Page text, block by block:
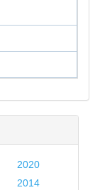
2020
2014